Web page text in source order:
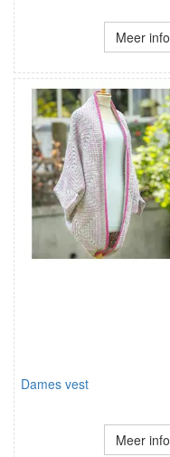
Meer info
Dames vest
Meer info